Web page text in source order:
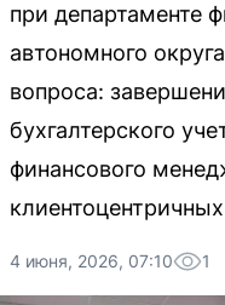
при департаменте
автономного
вопроса:
бухгалтерского
финансового
4 июня, 2026, 07:10 1